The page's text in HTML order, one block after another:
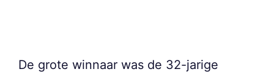
De grote winnaar was de 32-jarige